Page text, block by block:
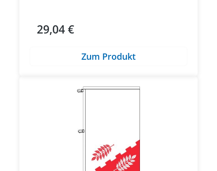
Regulärer Preis:
29,04 €
Zum Produkt